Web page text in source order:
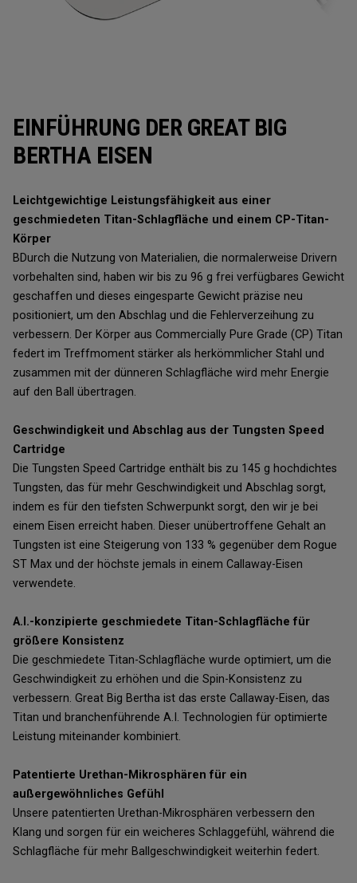
EINFÜHRUNG DER GREAT BIG
BERTHA EISEN
Leichtgewichtige Leistungsfähigkeit aus einer
geschmiedeten Titan-Schlagfläche und einem CP-Titan-
Körper
BDurch die Nutzung von Materialien, die normalerweise Drivern
vorbehalten sind, haben wir bis zu 96 g frei verfügbares Gewicht
geschaffen und dieses eingesparte Gewicht präzise neu
positioniert, um den Abschlag und die Fehlerverzeihung zu
verbessern. Der Körper aus Commercially Pure Grade (CP) Titan
federt im Treffmoment stärker als herkömmlicher Stahl und
zusammen mit der dünneren Schlagfläche wird mehr Energie
auf den Ball übertragen.
Geschwindigkeit und Abschlag aus der Tungsten Speed
Cartridge
Die Tungsten Speed Cartridge enthält bis zu 145 g hochdichtes
Tungsten, das für mehr Geschwindigkeit und Abschlag sorgt,
indem es für den tiefsten Schwerpunkt sorgt, den wir je bei
einem Eisen erreicht haben. Dieser unübertroffene Gehalt an
Tungsten ist eine Steigerung von 133 % gegenüber dem Rogue
ST Max und der höchste jemals in einem Callaway-Eisen
verwendete.
A.I.-konzipierte geschmiedete Titan-Schlagfläche für
größere Konsistenz
Die geschmiedete Titan-Schlagfläche wurde optimiert, um die
Geschwindigkeit zu erhöhen und die Spin-Konsistenz zu
verbessern. Great Big Bertha ist das erste Callaway-Eisen, das
Titan und branchenführende A.I. Technologien für optimierte
Leistung miteinander kombiniert.
Patentierte Urethan-Mikrosphären für ein
außergewöhnliches Gefühl
Unsere patentierten Urethan-Mikrosphären verbessern den
Klang und sorgen für ein weicheres Schlaggefühl, während die
Schlagfläche für mehr Ballgeschwindigkeit weiterhin federt.